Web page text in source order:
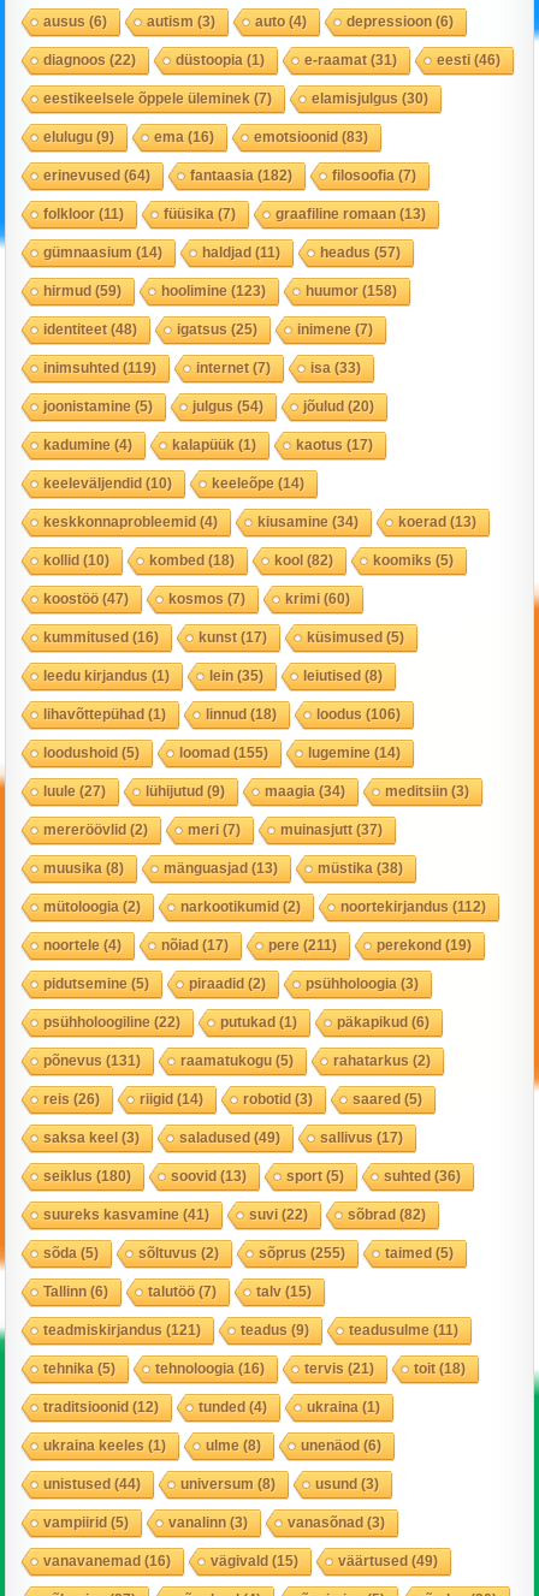
ausus (6) autism (3) auto(4) depressioon(6)
diagnoos (22) düstoopia (1) e-raamat(31) eesti(46)
eestikeelsele õppele üleminek (7) elamisjulgus (30)
elulugu(9) ema (16) emotsioonid(83)
erinevused(64) fantaasia (182) filosoofia (7)
folkloor(11) füüsika (7) graafiline romaan(13)
gümnaasium (14) haldjad(11) headus (57)
hirmud(59) hoolimine (123) huumor(158)
identiteet(48) igatsus (25) inimene (7)
inimsuhted(119) internet(7) isa (33)
joonistamine (5) julgus (54) jõulud(20)
kadumine (4) kalapüük (1) kaotus (17)
keeleväljendid(10) keeleõpe (14)
keskkonnaprobleemid(4) kiusamine (34) koerad(13)
kollid(10) kombed(18) kool(82) koomiks (5)
koostöö(47) kosmos (7) krimi(60)
kummitused(16) kunst(17) küsimused(5)
leedu kirjandus (1) lein(35) leiutised(8)
lihavõttepühad(1) linnud(18) loodus (106)
loodushoid(5) loomad(155) lugemine (14)
luule (27) lühijutud(9) maagia (34) meditsiin(3)
mereröövlid(2) meri(7) muinasjutt(37)
muusika (8) mänguasjad(13) müstika (38)
mütoloogia (2) narkootikumid(2) noortekirjandus (112)
noortele (4) nõiad(17) pere (211) perekond(19)
pidutsemine (5) piraadid(2) psühholoogia (3)
psühholoogiline (22) putukad(1) päkapikud(6)
põnevus (131) raamatukogu(5) rahatarkus (2)
reis (26) riigid(14) robotid(3) saared(5)
saksa keel(3) saladused(49) sallivus (17)
seiklus (180) soovid(13) sport(5) suhted(36)
suureks kasvamine (41) suvi(22) sõbrad(82)
sõda (5) sõltuvus (2) sõprus (255) taimed(5)
Tallinn(6) talutöö(7) talv(15)
teadmiskirjandus (121) teadus (9) teadusulme (11)
tehnika (5) tehnoloogia (16) tervis (21) toit(18)
traditsioonid(12) tunded(4) ukraina (1)
ukraina keeles (1) ulme (8) unenäod(6)
unistused(44) universum (8) usund(3)
vampiirid(5) vanalinn(3) vanasõnad(3)
vanavanemad(16) vägivald(15) väärtused(49)